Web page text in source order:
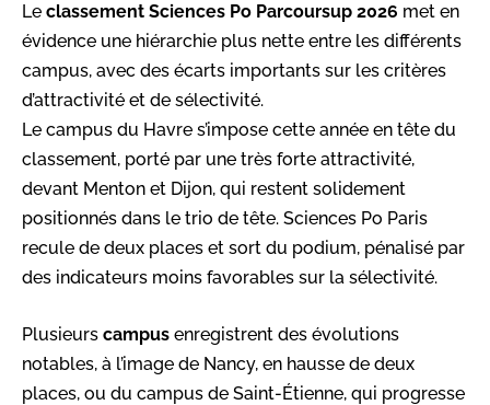
Le classement Sciences Po Parcoursup 2026 met en
évidence une hiérarchie plus nette entre les différents
campus, avec des écarts importants sur les critères
d’attractivité et de sélectivité.
Le campus du Havre s’impose cette année en tête du
classement, porté par une très forte attractivité,
devant Menton et Dijon, qui restent solidement
positionnés dans le trio de tête. Sciences Po Paris
recule de deux places et sort du podium, pénalisé par
des indicateurs moins favorables sur la sélectivité.
Plusieurs campus enregistrent des évolutions
notables, à l’image de Nancy, en hausse de deux
places, ou du campus de Saint-Étienne, qui progresse